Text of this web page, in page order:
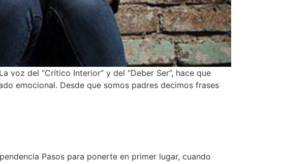
del “Crítico Interior” y del “Deber Ser”, hace que
emocional. Desde que somos padres decimos frases
Pasos para ponerte en primer lugar, cuando